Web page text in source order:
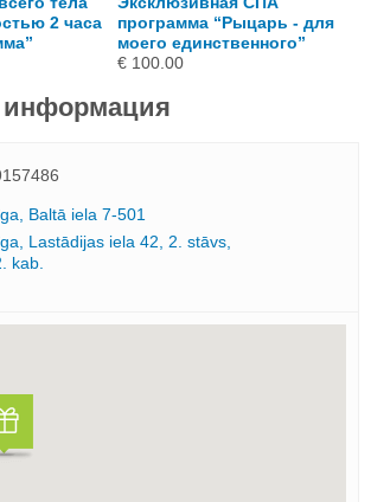
2 часа
программа “Рыцарь - для
моего единственного”
€ 100.00
информация
Baltā iela 7-501
Lastādijas iela 42, 2. stāvs,
kab.